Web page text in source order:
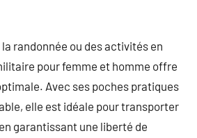
randonnée ou des activités en
pour femme et homme offre
Avec ses poches pratiques
elle est idéale pour transporter
garantissant une liberté de